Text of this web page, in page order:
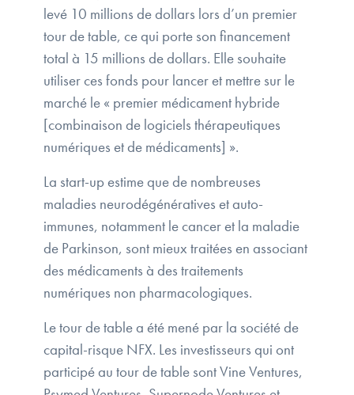
levé 10 millions de dollars lors d’un premier
tour de table, ce qui porte son financement
total à 15 millions de dollars. Elle souhaite
utiliser ces fonds pour lancer et mettre sur le
marché le « premier médicament hybride
[combinaison de logiciels thérapeutiques
numériques et de médicaments] ».
La start-up estime que de nombreuses
maladies neurodégénératives et auto-
immunes, notamment le cancer et la maladie
de Parkinson, sont mieux traitées en associant
des médicaments à des traitements
numériques non pharmacologiques.
Le tour de table a été mené par la société de
capital-risque NFX. Les investisseurs qui ont
participé au tour de table sont Vine Ventures,